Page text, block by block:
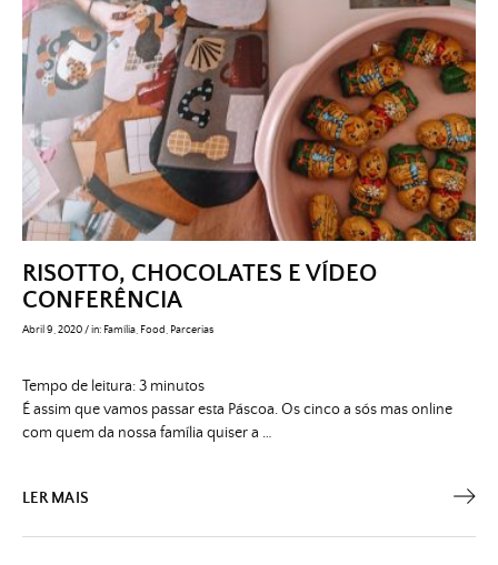
RISOTTO, CHOCOLATES E VÍDEO
CONFERÊNCIA
Abril 9, 2020/in: Família Food Parcerias
Tempo de leitura:3 minutos
É assim que vamos passar esta Páscoa. Os cinco a sós mas online
com quem da nossa família quiser a …
LER MAIS